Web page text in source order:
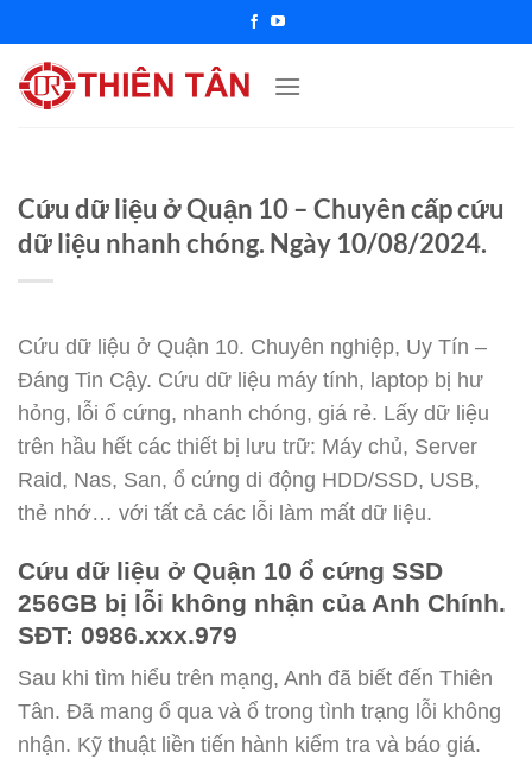
đến
nội
dung
Cứu dữ liệu ở Quận 10 – Chuyên cấp cứu
dữ liệu nhanh chóng. Ngày 10/08/2024.
Cứu dữ liệu ở Quận 10. Chuyên nghiệp, Uy Tín –
Đáng Tin Cậy. Cứu dữ liệu máy tính, laptop bị hư
hỏng, lỗi ổ cứng, nhanh chóng, giá rẻ. Lấy dữ liệu
trên hầu hết các thiết bị lưu trữ: Máy chủ, Server
Raid, Nas, San, ổ cứng di động HDD/SSD, USB,
thẻ nhớ… với tất cả các lỗi làm mất dữ liệu.
Cứu dữ liệu ở Quận 10 ổ cứng SSD
256GB bị lỗi không nhận của Anh Chính.
SĐT: 0986.xxx.979
Sau khi tìm hiểu trên mạng, Anh đã biết đến Thiên
Tân. Đã mang ổ qua và ổ trong tình trạng lỗi không
nhận. Kỹ thuật liền tiến hành kiểm tra và báo giá.